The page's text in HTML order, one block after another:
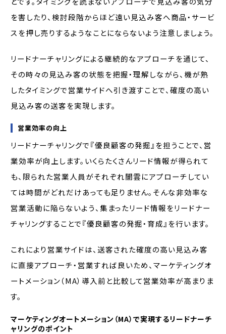
を害したり、検討段階からほど遠い見込み客へ商品・サービ
スを押し売りするようなことにならないよう注意しましょう。
リードナーチャリングによる継続的なアプローチを通じて、
その時々の見込み客の状態を把握・理解しながら、機が熟
したタイミングで営業サイドへ引き渡すことで、確度の高い
見込み客の送客を実現します。
営業効率の向上
リードナーチャリングで『優良顧客の発掘』を担うことで、営
業効率が向上します。いくらたくさんリード情報が得られて
も、限られた営業人員がそれぞれ闇雲にアプローチしてい
ては時間がどれだけあっても足りません。そんな非効率な
営業活動に陥らないよう、集まったリード情報をリードナー
チャリングすることで『優良顧客の発掘・育成』を行います。
これにより営業サイドは、送客された確度の高い見込み客
に直接アプローチ・営業すれば良いため、マーケティングオ
ートメーション（MA）導入前と比較して営業効率が高まりま
す。
マーケティングオートメーション（MA）で実現するリードナーチ
ャリングのポイント